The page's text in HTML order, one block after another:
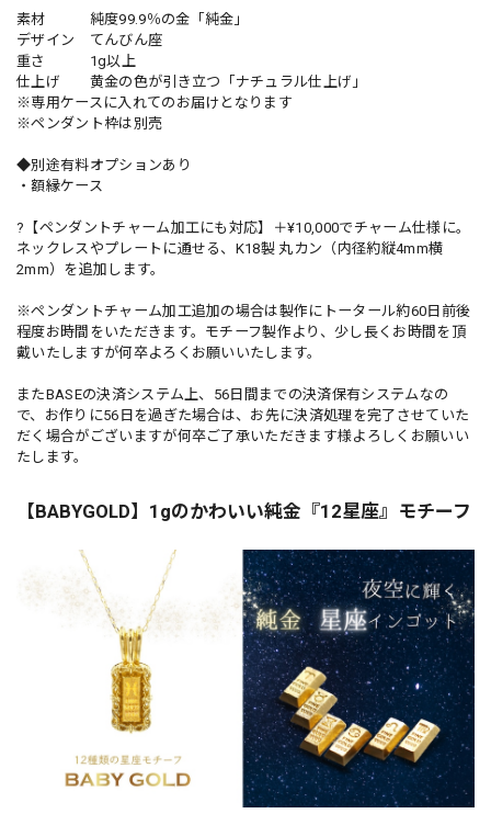
素材 純度99.9％の金「純金」
デザイン てんびん座
重さ 1g以上
仕上げ 黄金の色が引き立つ「ナチュラル仕上げ」
※専用ケースに入れてのお届けとなります
※ペンダント枠は別売
◆別途有料オプションあり
・額縁ケース
?【ペンダントチャーム加工にも対応】＋¥10,000でチャーム仕様に。
ネックレスやプレートに通せる、K18製 丸カン（内径約縦4mm横
2mm）を追加します。
※ペンダントチャーム加工追加の場合は製作にトータール約60日前後
程度お時間をいただきます。モチーフ製作より、少し長くお時間を頂
戴いたしますが何卒よろくお願いいたします。
またBASEの決済システム上、56日間までの決済保有システムなの
で、お作りに56日を過ぎた場合は、お先に決済処理を完了させていた
だく場合がございますが何卒ご了承いただきます様よろしくお願いい
たします。
【BABYGOLD】1gのかわいい純金『12星座』モチーフ